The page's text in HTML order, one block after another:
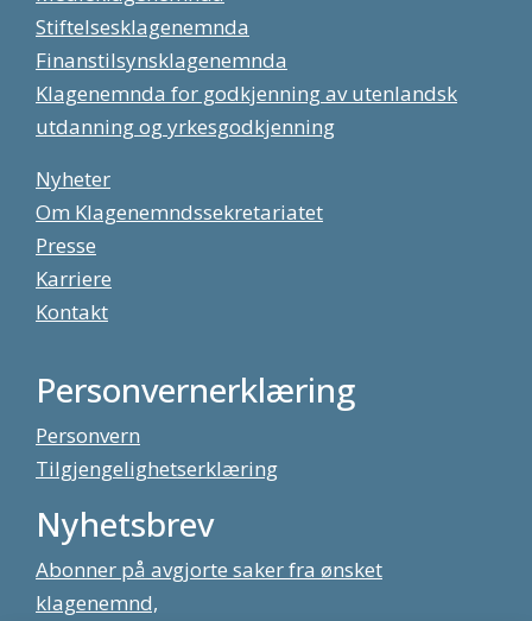
Stiftelsesklagenemnda
Finanstilsynsklagenemnda
Klagenemnda for godkjenning av utenlandsk
utdanning og yrkesgodkjenning
Nyheter
Om Klagenemndssekretariatet
Presse
Karriere
Kontakt
Personvernerklæring
Personvern
Tilgjengelighetserklæring
Nyhetsbrev
Abonner på avgjorte saker fra ønsket
klagenemnd,